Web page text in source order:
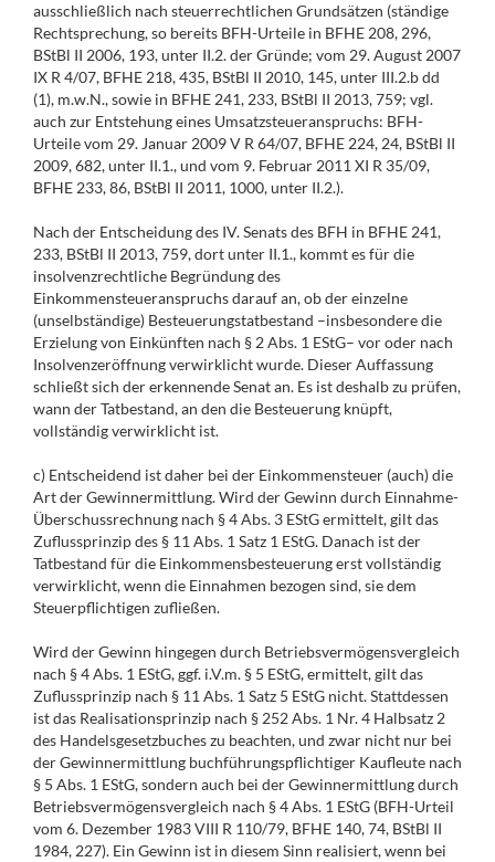
ausschließlich nach steuerrechtlichen Grundsätzen (ständige
Rechtsprechung, so bereits BFH-Urteile in BFHE 208, 296,
BStBl II 2006, 193, unter II.2. der Gründe; vom 29. August 2007
IX R 4/07, BFHE 218, 435, BStBl II 2010, 145, unter III.2.b dd
(1), m.w.N., sowie in BFHE 241, 233, BStBl II 2013, 759; vgl.
auch zur Entstehung eines Umsatzsteueranspruchs: BFH-
Urteile vom 29. Januar 2009 V R 64/07, BFHE 224, 24, BStBl II
2009, 682, unter II.1., und vom 9. Februar 2011 XI R 35/09,
BFHE 233, 86, BStBl II 2011, 1000, unter II.2.).
Nach der Entscheidung des IV. Senats des BFH in BFHE 241,
233, BStBl II 2013, 759, dort unter II.1., kommt es für die
insolvenzrechtliche Begründung des
Einkommensteueranspruchs darauf an, ob der einzelne
(unselbständige) Besteuerungstatbestand –insbesondere die
Erzielung von Einkünften nach § 2 Abs. 1 EStG– vor oder nach
Insolvenzeröffnung verwirklicht wurde. Dieser Auffassung
schließt sich der erkennende Senat an. Es ist deshalb zu prüfen,
wann der Tatbestand, an den die Besteuerung knüpft,
vollständig verwirklicht ist.
c) Entscheidend ist daher bei der Einkommensteuer (auch) die
Art der Gewinnermittlung. Wird der Gewinn durch Einnahme-
Überschussrechnung nach § 4 Abs. 3 EStG ermittelt, gilt das
Zuflussprinzip des § 11 Abs. 1 Satz 1 EStG. Danach ist der
Tatbestand für die Einkommensbesteuerung erst vollständig
verwirklicht, wenn die Einnahmen bezogen sind, sie dem
Steuerpflichtigen zufließen.
Wird der Gewinn hingegen durch Betriebsvermögensvergleich
nach § 4 Abs. 1 EStG, ggf. i.V.m. § 5 EStG, ermittelt, gilt das
Zuflussprinzip nach § 11 Abs. 1 Satz 5 EStG nicht. Stattdessen
ist das Realisationsprinzip nach § 252 Abs. 1 Nr. 4 Halbsatz 2
des Handelsgesetzbuches zu beachten, und zwar nicht nur bei
der Gewinnermittlung buchführungspflichtiger Kaufleute nach
§ 5 Abs. 1 EStG, sondern auch bei der Gewinnermittlung durch
Betriebsvermögensvergleich nach § 4 Abs. 1 EStG (BFH-Urteil
vom 6. Dezember 1983 VIII R 110/79, BFHE 140, 74, BStBl II
1984, 227). Ein Gewinn ist in diesem Sinn realisiert, wenn bei